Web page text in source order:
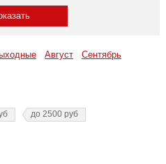
Август Сентябрь
до 2500 руб